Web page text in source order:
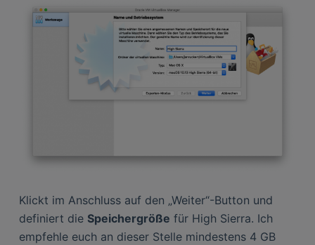
Klickt im Anschluss auf den „Weiter“-Button und
definiert die Speichergröße für High Sierra. Ich
empfehle euch an dieser Stelle mindestens 4 GB